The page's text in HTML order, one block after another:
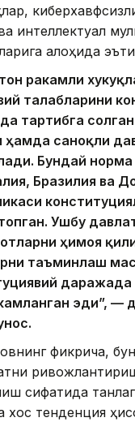
интеллектуал
алоҳида
ракамли
талабларини
тартибга
ҳамда саноқли
Бундай
Бразилия ва
Ушбу
ҳимоя
таъминлаш
даражада
эди”, —
фикрича,
сифатида
хос тенденция